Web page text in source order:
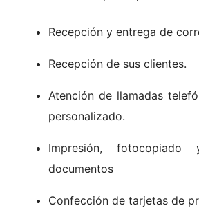
Recepción y entrega de
Recepción de sus clientes.
Atención de llamadas
personalizado.
Impresión,
documentos
Confección de tarjetas de